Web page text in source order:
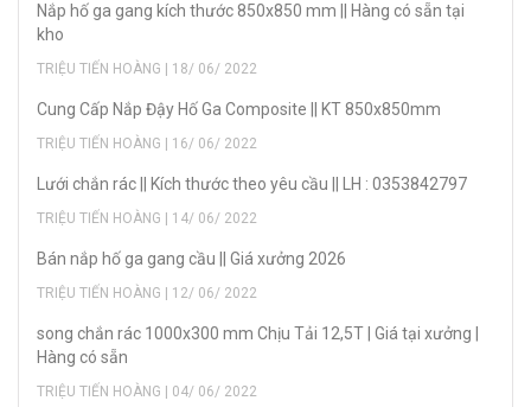
Nắp hố ga gang kích thước 850x850 mm || Hàng có sẵn tại
kho
TRIỆU TIẾN HOÀNG | 18/ 06/ 2022
Cung Cấp Nắp Đậy Hố Ga Composite || KT 850x850mm
TRIỆU TIẾN HOÀNG | 16/ 06/ 2022
Lưới chắn rác || Kích thước theo yêu cầu || LH : 0353842797
TRIỆU TIẾN HOÀNG | 14/ 06/ 2022
Bán nắp hố ga gang cầu || Giá xưởng 2026
TRIỆU TIẾN HOÀNG | 12/ 06/ 2022
song chắn rác 1000x300 mm Chịu Tải 12,5T | Giá tại xưởng |
Hàng có sẵn
TRIỆU TIẾN HOÀNG | 04/ 06/ 2022